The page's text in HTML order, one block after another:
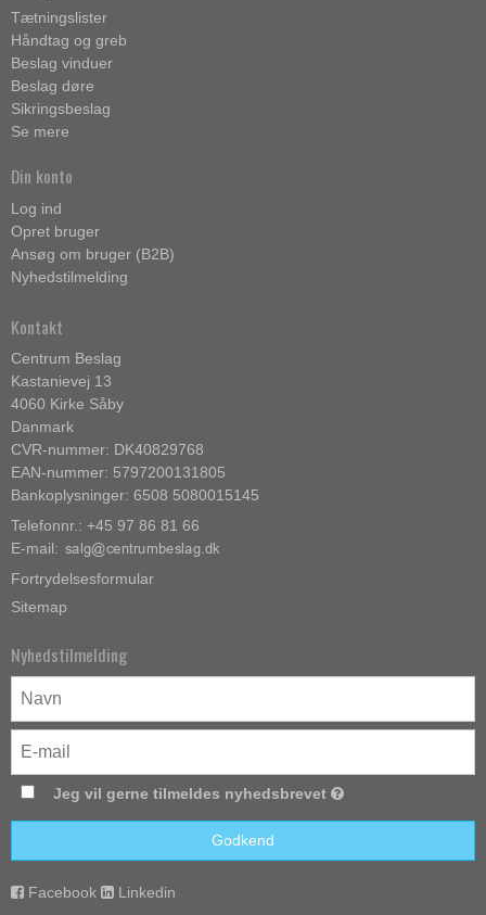
Tætningslister
Håndtag og greb
Beslag vinduer
Beslag døre
Sikringsbeslag
Se mere
Din konto
Log ind
Opret bruger
Ansøg om bruger (B2B)
Nyhedstilmelding
Kontakt
Centrum Beslag
Kastanievej 13
4060 Kirke Såby
Danmark
CVR-nummer: DK40829768
EAN-nummer: 5797200131805
Bankoplysninger: 6508 5080015145
Telefonnr.: +45 97 86 81 66
E-mail:
Fortrydelsesformular
Sitemap
Nyhedstilmelding
Jeg vil gerne tilmeldes nyhedsbrevet
Godkend
Facebook Linkedin